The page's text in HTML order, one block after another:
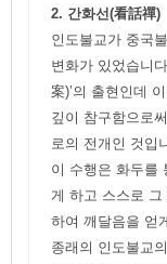
2. 간화선(看話禪)
인도불교가 중국
변화가 있었습니
案)’의 출현인데
깊이 참구함으로
로의 전개인 것입
이 수행은 화두를
게 하고 스스로 그
하여 깨달음을 얻
종래의 인도불교